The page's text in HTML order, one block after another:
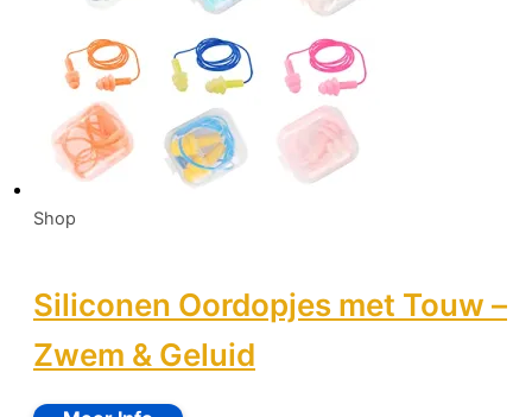
Shop
Siliconen Oordopjes met Touw –
Zwem & Geluid